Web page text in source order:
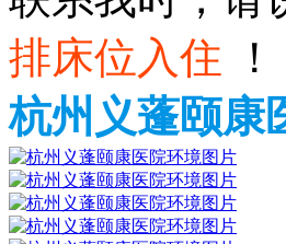
排床位入住 ！
杭州义蓬颐康